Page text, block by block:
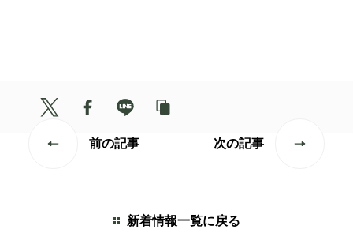
前の記事
新着情報一覧に戻る
次の記事